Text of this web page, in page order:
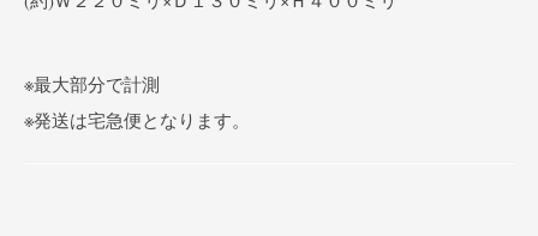
※最大部分で計測
※発送は宅急便となります。